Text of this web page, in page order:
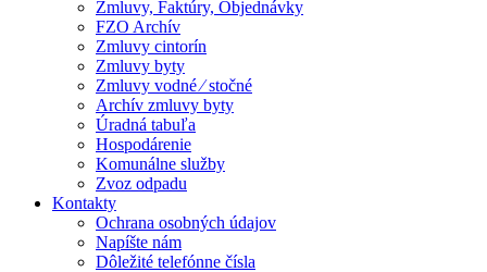
Zmluvy, Faktúry, Objednávky
FZO Archív
Zmluvy cintorín
Zmluvy byty
Zmluvy vodné ⁄ stočné
Archív zmluvy byty
Úradná tabuľa
Hospodárenie
Komunálne služby
Zvoz odpadu
Kontakty
Ochrana osobných údajov
Napíšte nám
Dôležité telefónne čísla